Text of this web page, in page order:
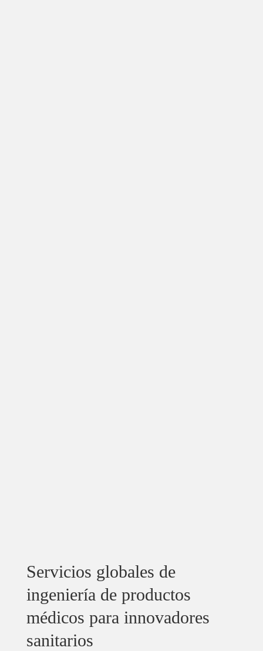
Servicios globales de
ingeniería de productos
médicos para innovadores
sanitarios